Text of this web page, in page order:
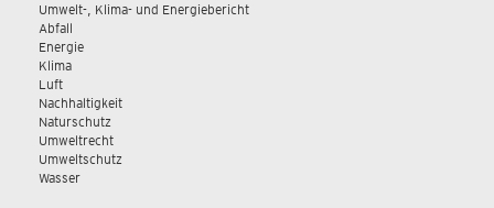
Umwelt-, Klima- und Energiebericht
Abfall
Energie
Klima
Luft
Nachhaltigkeit
Naturschutz
Umweltrecht
Umweltschutz
Wasser